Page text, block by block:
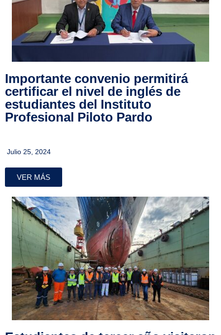
Importante convenio permitirá
certificar el nivel de inglés de
estudiantes del Instituto
Profesional Piloto Pardo
Julio 25, 2024
VER MÁS